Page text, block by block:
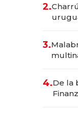
2.
3.
4.De la